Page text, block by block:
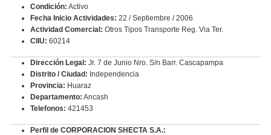
Condición: Activo
Fecha Inicio Actividades: 22 / Septiembre / 2006
Actividad Comercial: Otros Tipos Transporte Reg. Via Ter.
CIIU: 60214
Dirección Legal: Jr. 7 de Junio Nro. S/n Barr. Cascapampa
Distrito / Ciudad: Independencia
Provincia: Huaraz
Departamento: Ancash
Telefonos: 421453
Perfil de CORPORACION SHECTA S.A.: